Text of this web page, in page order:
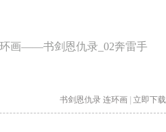
画——书剑恩仇录_02奔雷手
书剑恩仇录 连环画 | 立即下载